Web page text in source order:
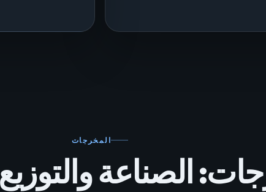
المخرجات
الصناعة